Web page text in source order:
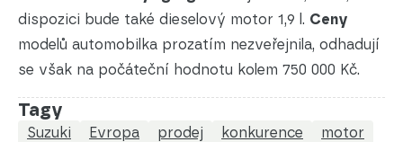
dispozici bude také dieselový motor 1,9 l. Ceny
modelů automobilka prozatím nezveřejnila, odhadují
se však na počáteční hodnotu kolem 750 000 Kč.
Tagy
Suzuki Evropa prodej konkurence motor